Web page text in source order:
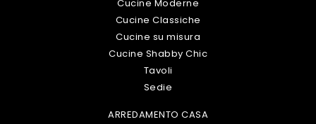
Cucine Moderne
Cucine Classiche
Cucine su misura
Cucine Shabby Chic
Tavoli
Sedie
ARREDAMENTO CASA